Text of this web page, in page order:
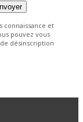
connaissance et
pouvez vous
désinscription